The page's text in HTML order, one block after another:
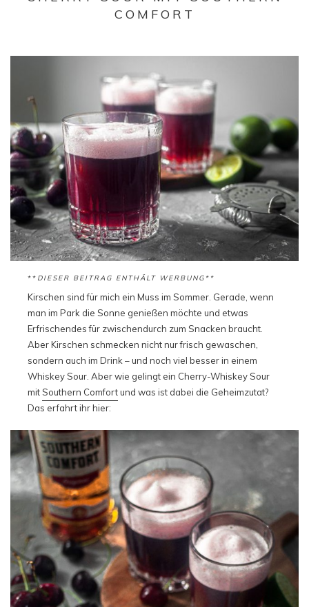
COMFORT
** DIESER BEITRAG ENTHÄLT WERBUNG**
Kirschen sind für mich ein Muss im Sommer. Gerade, wenn
man im Park die Sonne genießen möchte und etwas
Erfrischendes für zwischendurch zum Snacken braucht.
Aber Kirschen schmecken nicht nur frisch gewaschen,
sondern auch im Drink – und noch viel besser in einem
Whiskey Sour. Aber wie gelingt ein Cherry-Whiskey Sour
mitSouthern Comfortund was ist dabei die Geheimzutat?
Das erfahrt ihr hier: